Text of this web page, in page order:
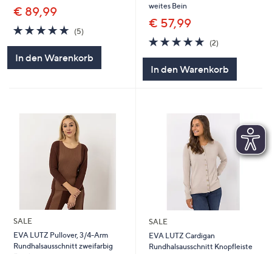
€ 89,99
5.0
von
5
(5)
In den Warenkorb
weites Bein
€ 57,99
5.0
von
5
(2)
In den Warenkorb
SALE
EVA LUTZ Pullover, 3/4-Arm
Rundhalsausschnitt zweifarbig
SALE
EVA LUTZ Cardigan
Rundhalsausschnitt Knopfleiste